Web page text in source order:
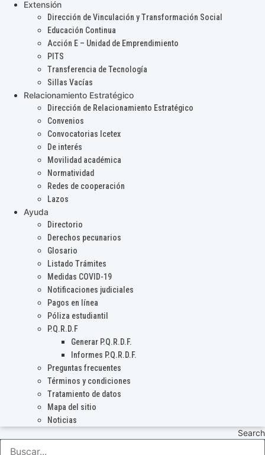
Extensión
Dirección de Vinculación y Transformación Social
Educación Continua
Acción E – Unidad de Emprendimiento
PITS
Transferencia de Tecnología
Sillas Vacías
Relacionamiento Estratégico
Dirección de Relacionamiento Estratégico
Convenios
Convocatorias Icetex
De interés
Movilidad académica
Normatividad
Redes de cooperación
Lazos
Ayuda
Directorio
Derechos pecunarios
Glosario
Listado Trámites
Medidas COVID-19
Notificaciones judiciales
Pagos en línea
Póliza estudiantil
P.Q.R.D.F
Generar P.Q.R.D.F.
Informes P.Q.R.D.F.
Preguntas frecuentes
Términos y condiciones
Tratamiento de datos
Mapa del sitio
Noticias
Search